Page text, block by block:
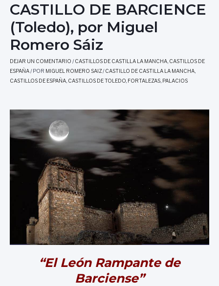
CASTILLO DE BARCIENCE
(Toledo), por Miguel
Romero Sáiz
DEJAR UN COMENTARIO /CASTILLOS DE CASTILLA LA MANCHA, CASTILLOS DE
ESPAÑA/ POR MIGUEL ROMERO SAIZ/CASTILLO DE CASTILLA LA MANCHA,
CASTILLOS DE ESPAÑA, CASTILLOS DE TOLEDO, FORTALEZAS, PALACIOS
“El León Rampante de
Barciense”